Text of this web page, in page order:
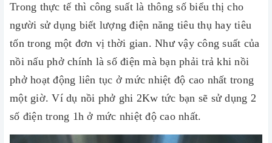
Trong thực tế thì công suất là thông số biểu thị cho
người sử dụng biết lượng điện năng tiêu thụ hay tiêu
tốn trong một đơn vị thời gian. Như vậy công suất của
nồi nấu phở chính là số điện mà bạn phải trả khi nồi
phở hoạt động liên tục ở mức nhiệt độ cao nhất trong
một giờ. Ví dụ nồi phở ghi 2Kw tức bạn sẽ sử dụng 2
số điện trong 1h ở mức nhiệt độ cao nhất.